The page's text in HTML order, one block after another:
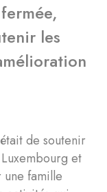
les
de soutenir
et
une famille